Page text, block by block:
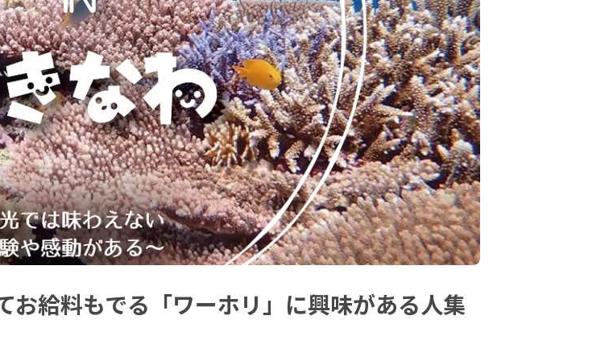
お給料もでる「ワーホリ」に興味がある人集